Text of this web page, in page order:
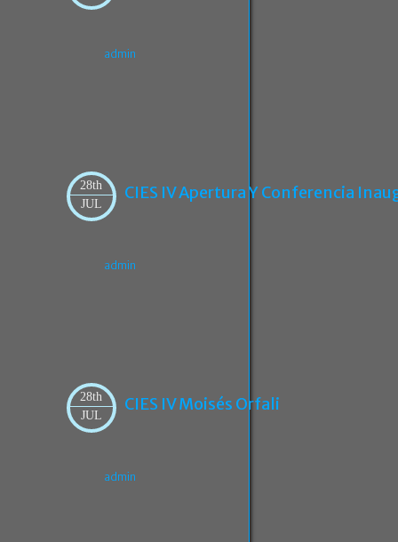
admin
28th
JUL
CIES IV Apertura Y Conferencia
admin
28th
JUL
CIES IV Moisés Orfali
admin